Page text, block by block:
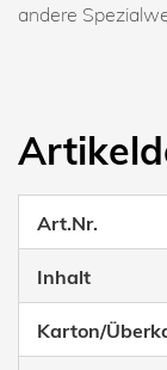
andere
Art.Nr.
Inhalt
Karton/